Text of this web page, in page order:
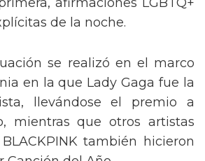
afirmaciones LGBTQ+
de la noche.
se realizó en el marco
en la que Lady Gaga fue la
llevándose el premio a
mientras que otros artistas
también hicieron